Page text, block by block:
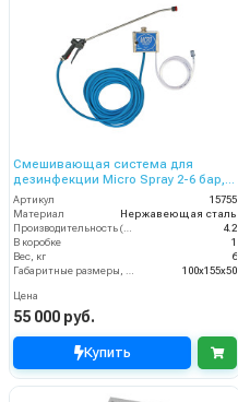
Смешивающая система для
дезинфекции Micro Spray 2-6 бар,
без подачи воздуха, на 1 ср-во с
аксесс.
Артикул
15755
Материал
Нержавеющая сталь
4.2
В коробке
1
Вес, кг
6
100x155x50
Цена
55 000 руб.
Купить